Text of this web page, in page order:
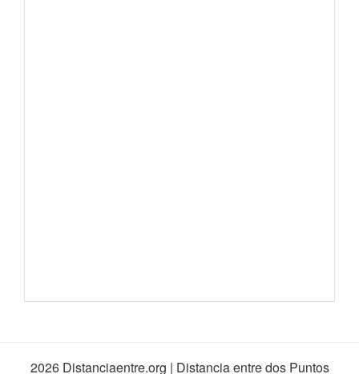
2026 Distanciaentre.org | Distancia entre dos Puntos